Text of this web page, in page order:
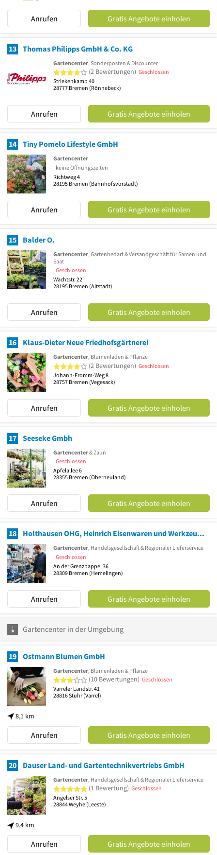
Anrufen Gratis Angebote einholen
13 Thomas Philipps GmbH & Co. KG
Gartencenter, Sonderposten & Discounter
4 von 5 Sternen
(2 Bewertungen) Geschlossen
Striekenkamp 40
28777 Bremen (Rönnebeck)
Anrufen Gratis Angebote einholen
14 Tiny Pomelo Lifestyle GmbH
Gartencenter
keine Öffnungszeiten
Richtweg 4
28195 Bremen (Bahnhofsvorstadt)
Anrufen Gratis Angebote einholen
15 Balder O.
Gartencenter, Gartenbedarf & Versandgeschäft für Samen und
Saat
Geschlossen
Wachtstr. 22
28195 Bremen (Altstadt)
Anrufen Gratis Angebote einholen
16 Klaus-Dieter Neue Friedhofsgärtnerei
Gartencenter, Blumenladen & Pflanze
4 von 5 Sternen
(2 Bewertungen) Geschlossen
Johann-Fromm-Weg 8
28757 Bremen (Vegesack)
Anrufen Gratis Angebote einholen
17 Seeseke Gmbh
Gartencenter& Zaun
Geschlossen
Apfelallee 6
28355 Bremen (Oberneuland)
Anrufen Gratis Angebote einholen
18 Holthausen OHG, Heinrich Eisenwaren und Werkzeuge Eisenwaren und Werkzeuge
Gartencenter, Handelsgesellschaft & Regionaler Lieferservice
Geschlossen
An der Grenzpappel 36
28309 Bremen (Hemelingen)
Anrufen Gratis Angebote einholen
Gartencenter in der Umgebung
19 Ostmann Blumen GmbH
8,1 km
Gartencenter, Blumenladen & Pflanze
3 von 5 Sternen
(10 Bewertungen) Geschlossen
Varreler Landstr. 41
28816Stuhr(Varrel)
Anrufen Gratis Angebote einholen
20 Dauser Land- und Gartentechnikvertriebs GmbH
9,4 km
Gartencenter, Handelsgesellschaft & Regionaler Lieferservice
5 von 5 Sternen
(1 Bewertung) Geschlossen
Angelser Str. 5
28844Weyhe (Leeste)
Anrufen Gratis Angebote einholen